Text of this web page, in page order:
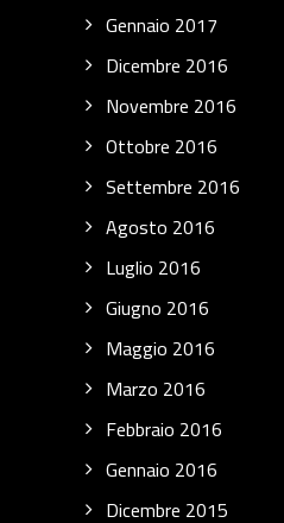
Gennaio 2017
Dicembre 2016
Novembre 2016
Ottobre 2016
Settembre 2016
Agosto 2016
Luglio 2016
Giugno 2016
Maggio 2016
Marzo 2016
Febbraio 2016
Gennaio 2016
Dicembre 2015